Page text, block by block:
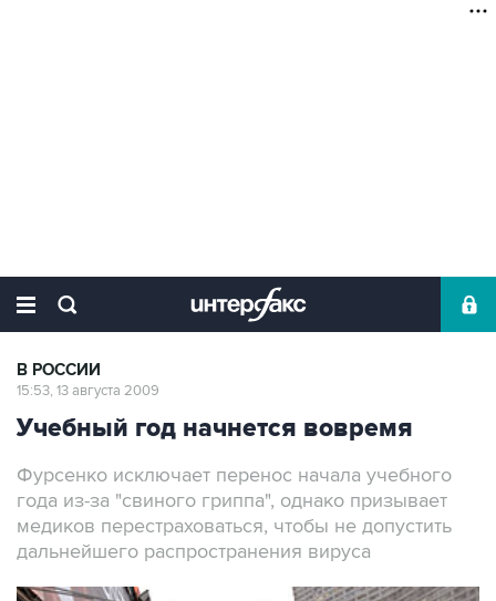
В РОССИИ
15:53, 13 августа 2009
Учебный год начнется вовремя
Фурсенко исключает перенос начала учебного
года из-за "свиного гриппа", однако призывает
медиков перестраховаться, чтобы не допустить
дальнейшего распространения вируса